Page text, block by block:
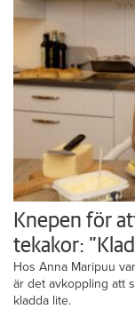
Knepen för
tekakor:
Hos Anna Maripuu
är det avkoppling att
kladda lite.